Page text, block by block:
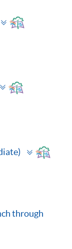
Toggle
panel
Toggle
panel
Toggle
panel
through